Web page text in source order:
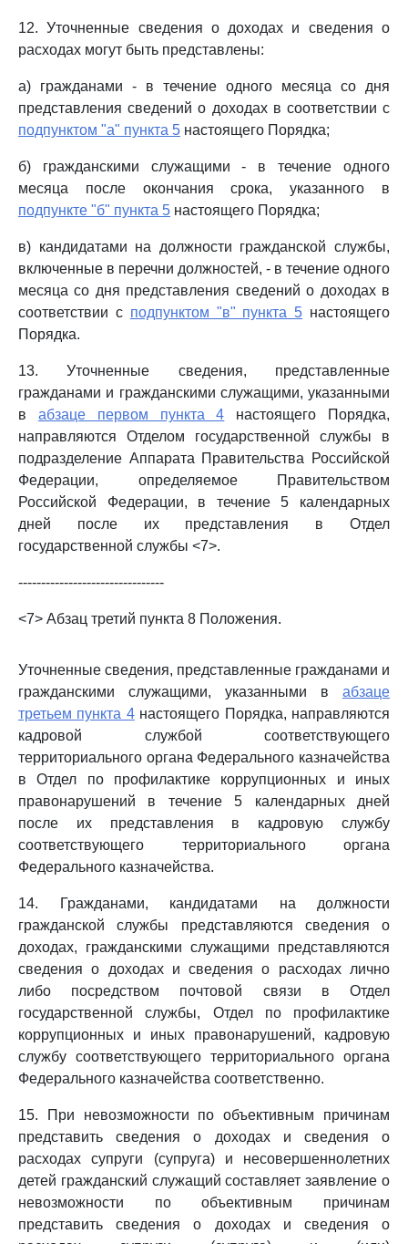
12. Уточненные сведения о доходах и сведения о
расходах могут быть представлены:
а) гражданами - в течение одного месяца со дня
представления сведений о доходах в соответствии с
подпунктом "а" пункта 5 настоящего Порядка;
б) гражданскими служащими - в течение одного
месяца после окончания срока, указанного в
подпункте "б" пункта 5 настоящего Порядка;
в) кандидатами на должности гражданской службы,
включенные в перечни должностей, - в течение одного
месяца со дня представления сведений о доходах в
соответствии с подпунктом "в" пункта 5 настоящего
Порядка.
13. Уточненные сведения, представленные
гражданами и гражданскими служащими, указанными
в абзаце первом пункта 4 настоящего Порядка,
направляются Отделом государственной службы в
подразделение Аппарата Правительства Российской
Федерации, определяемое Правительством
Российской Федерации, в течение 5 календарных
дней после их представления в Отдел
государственной службы <7>.
--------------------------------
<7> Абзац третий пункта 8 Положения.
Уточненные сведения, представленные гражданами и
гражданскими служащими, указанными в абзаце
третьем пункта 4настоящего Порядка, направляются
кадровой службой соответствующего
территориального органа Федерального казначейства
в Отдел по профилактике коррупционных и иных
правонарушений в течение 5 календарных дней
после их представления в кадровую службу
соответствующего территориального органа
Федерального казначейства.
14. Гражданами, кандидатами на должности
гражданской службы представляются сведения о
доходах, гражданскими служащими представляются
сведения о доходах и сведения о расходах лично
либо посредством почтовой связи в Отдел
государственной службы, Отдел по профилактике
коррупционных и иных правонарушений, кадровую
службу соответствующего территориального органа
Федерального казначейства соответственно.
15. При невозможности по объективным причинам
представить сведения о доходах и сведения о
расходах супруги (супруга) и несовершеннолетних
детей гражданский служащий составляет заявление о
невозможности по объективным причинам
представить сведения о доходах и сведения о